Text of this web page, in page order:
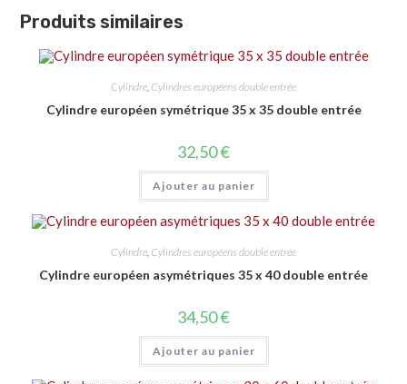
Produits similaires
Cylindre, Cylindres européens double entrée
Cylindre européen symétrique 35 x 35 double entrée
32,50€
Ajouter au panier
Cylindre, Cylindres européens double entrée
Cylindre européen asymétriques 35 x 40 double entrée
34,50€
Ajouter au panier